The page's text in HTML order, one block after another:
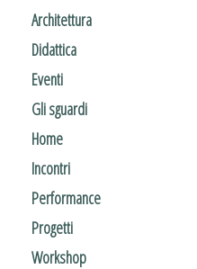
Architettura
Didattica
Eventi
Gli sguardi
Home
Incontri
Performance
Progetti
Workshop